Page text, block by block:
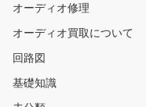
オーディオ修理
オーディオ買取について
回路図
基礎知識